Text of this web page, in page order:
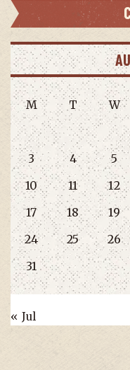
M T W
3
4 5
10
11 12
17
18 19
24
25 26
31
« Jul